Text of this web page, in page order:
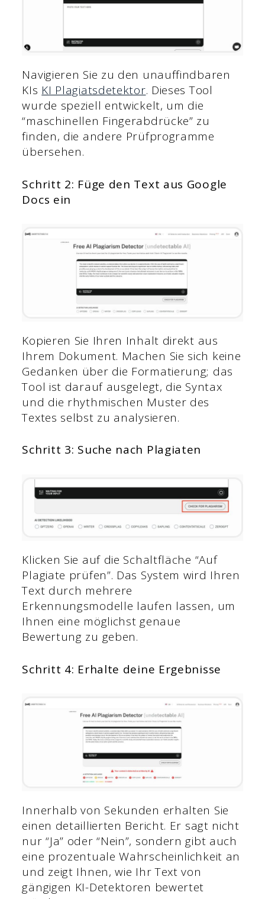
Navigieren Sie zu den unauffindbaren
KIs KI Plagiatsdetektor. Dieses Tool
wurde speziell entwickelt, um die
“maschinellen Fingerabdrücke” zu
finden, die andere Prüfprogramme
übersehen.
Schritt 2: Füge den Text aus Google
Docs ein
Kopieren Sie Ihren Inhalt direkt aus
Ihrem Dokument. Machen Sie sich keine
Gedanken über die Formatierung; das
Tool ist darauf ausgelegt, die Syntax
und die rhythmischen Muster des
Textes selbst zu analysieren.
Schritt 3: Suche nach Plagiaten
Klicken Sie auf die Schaltfläche “Auf
Plagiate prüfen”. Das System wird Ihren
Text durch mehrere
Erkennungsmodelle laufen lassen, um
Ihnen eine möglichst genaue
Bewertung zu geben.
Schritt 4: Erhalte deine Ergebnisse
Innerhalb von Sekunden erhalten Sie
einen detaillierten Bericht. Er sagt nicht
nur “Ja” oder “Nein”, sondern gibt auch
eine prozentuale Wahrscheinlichkeit an
und zeigt Ihnen, wie Ihr Text von
gängigen KI-Detektoren bewertet